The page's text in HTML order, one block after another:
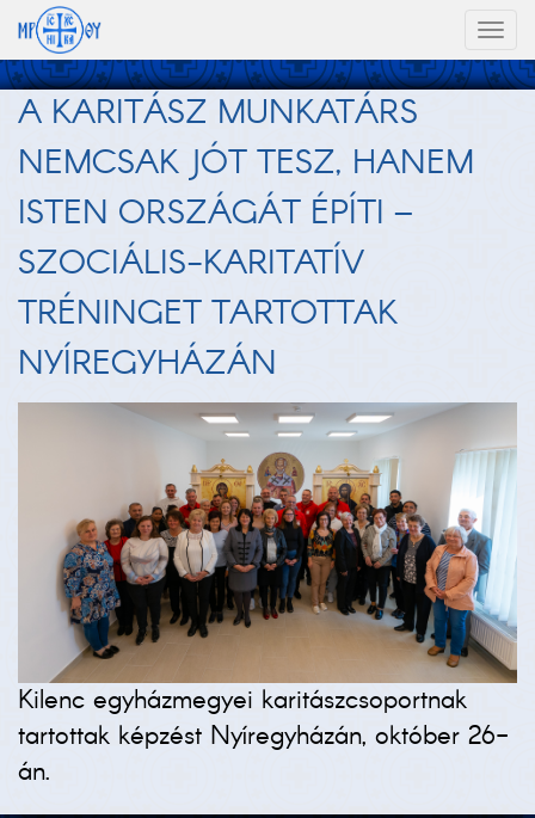
A KARITÁSZ MUNKATÁRS
NEMCSAK JÓT TESZ, HANEM
ISTEN ORSZÁGÁT ÉPÍTI –
SZOCIÁLIS-KARITATÍV
TRÉNINGET TARTOTTAK
NYÍREGYHÁZÁN
Kilenc egyházmegyei karitászcsoportnak
tartottak képzést Nyíregyházán, október 26-
án.